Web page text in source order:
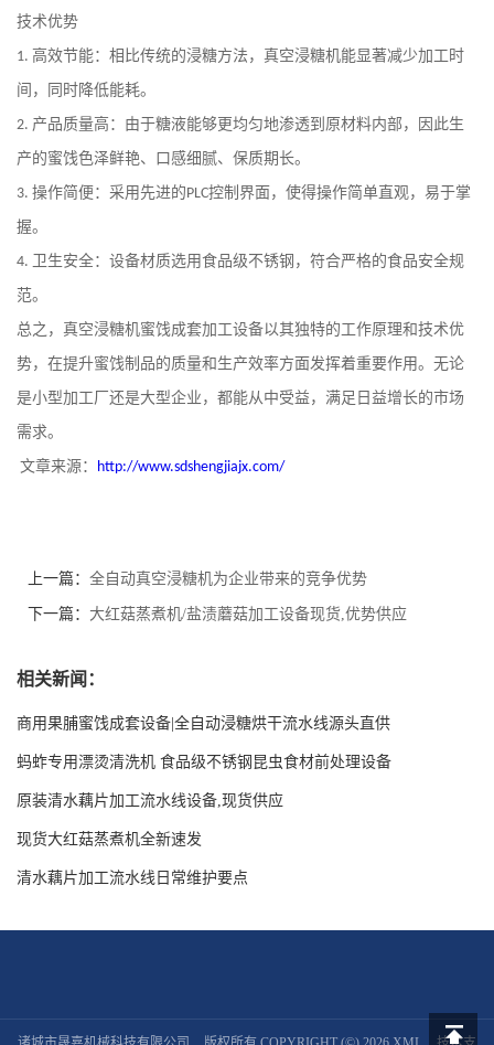
技术优势
1. 高效节能：相比传统的浸糖方法，真空浸糖机能显著减少加工时
间，同时降低能耗。
2. 产品质量高：由于糖液能够更均匀地渗透到原材料内部，因此生
产的蜜饯色泽鲜艳、口感细腻、保质期长。
3. 操作简便：采用先进的PLC控制界面，使得操作简单直观，易于掌
握。
4. 卫生安全：设备材质选用食品级不锈钢，符合严格的食品安全规
范。
总之，真空浸糖机蜜饯成套加工设备以其独特的工作原理和技术优
势，在提升蜜饯制品的质量和生产效率方面发挥着重要作用。无论
是小型加工厂还是大型企业，都能从中受益，满足日益增长的市场
需求。
文章来源： http://www.sdshengjiajx.com/
上一篇： 全自动真空浸糖机为企业带来的竞争优势
下一篇： 大红菇蒸煮机/盐渍蘑菇加工设备现货,优势供应
相关新闻：
商用果脯蜜饯成套设备|全自动浸糖烘干流水线源头直供
蚂蚱专用漂烫清洗机 食品级不锈钢昆虫食材前处理设备
原装清水藕片加工流水线设备,现货供应
现货大红菇蒸煮机全新速发
清水藕片加工流水线日常维护要点